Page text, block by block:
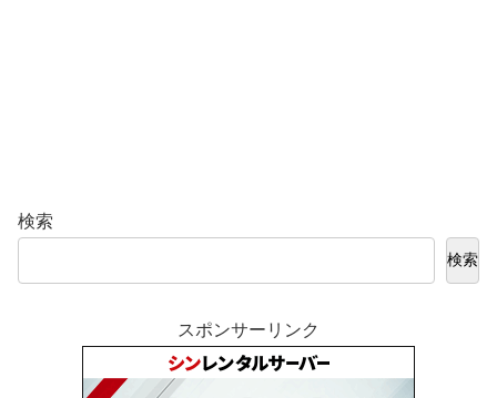
検索
検索
スポンサーリンク